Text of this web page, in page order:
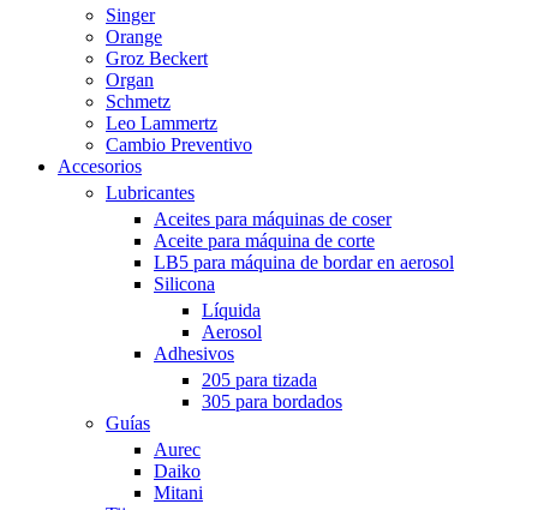
Singer
Orange
Groz Beckert
Organ
Schmetz
Leo Lammertz
Cambio Preventivo
Accesorios
Lubricantes
Aceites para máquinas de coser
Aceite para máquina de corte
LB5 para máquina de bordar en aerosol
Silicona
Líquida
Aerosol
Adhesivos
205 para tizada
305 para bordados
Guías
Aurec
Daiko
Mitani